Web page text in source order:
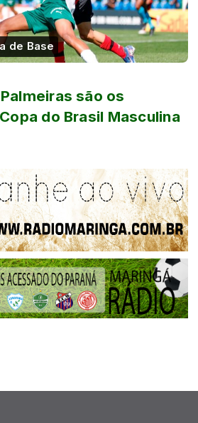
de Base
são os
do Brasil Masculina